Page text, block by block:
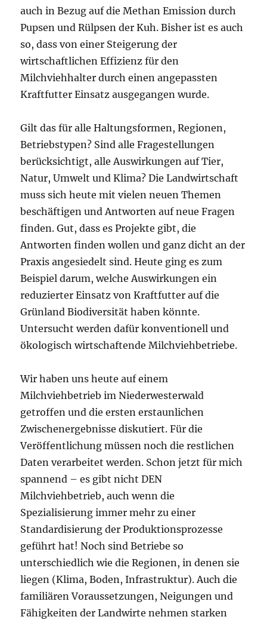
auch in Bezug auf die Methan Emission durch
Pupsen und Rülpsen der Kuh. Bisher ist es auch
so, dass von einer Steigerung der
wirtschaftlichen Effizienz für den
Milchviehhalter durch einen angepassten
Kraftfutter Einsatz ausgegangen wurde.
Gilt das für alle Haltungsformen, Regionen,
Betriebstypen? Sind alle Fragestellungen
berücksichtigt, alle Auswirkungen auf Tier,
Natur, Umwelt und Klima? Die Landwirtschaft
muss sich heute mit vielen neuen Themen
beschäftigen und Antworten auf neue Fragen
finden. Gut, dass es Projekte gibt, die
Antworten finden wollen und ganz dicht an der
Praxis angesiedelt sind. Heute ging es zum
Beispiel darum, welche Auswirkungen ein
reduzierter Einsatz von Kraftfutter auf die
Grünland Biodiversität haben könnte.
Untersucht werden dafür konventionell und
ökologisch wirtschaftende Milchviehbetriebe.
Wir haben uns heute auf einem
Milchviehbetrieb im Niederwesterwald
getroffen und die ersten erstaunlichen
Zwischenergebnisse diskutiert. Für die
Veröffentlichung müssen noch die restlichen
Daten verarbeitet werden. Schon jetzt für mich
spannend – es gibt nicht DEN
Milchviehbetrieb, auch wenn die
Spezialisierung immer mehr zu einer
Standardisierung der Produktionsprozesse
geführt hat! Noch sind Betriebe so
unterschiedlich wie die Regionen, in denen sie
liegen (Klima, Boden, Infrastruktur). Auch die
familiären Voraussetzungen, Neigungen und
Fähigkeiten der Landwirte nehmen starken